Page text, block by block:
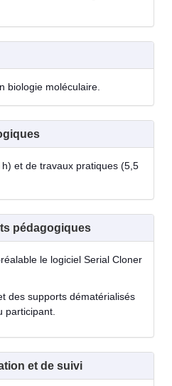
biologie moléculaire.
et de travaux pratiques (5,5
pédagogiques
le logiciel Serial Cloner
des supports dématérialisés
participant.
et de suivi